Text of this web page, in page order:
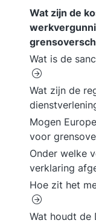
Wat zijn de
Wat is de
Wat zijn de
Mogen
voor
Onder welke
verklaring
Hoe zit het
Wat houdt de